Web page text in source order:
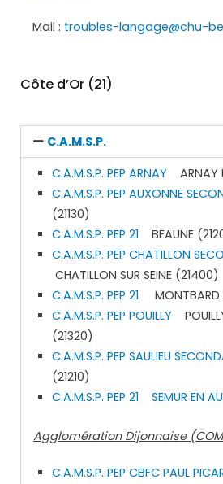
Mail : troubles-langage@chu-
Côte d’Or (21)
C.A.M.S.P.
C.A.M.S.P. PEP ARNAY ARNAY
C.A.M.S.P. PEP AUXONNE
(21130)
C.A.M.S.P. PEP 21 BEAUNE
C.A.M.S.P. PEP CHATILLON
CHATILLON SUR SEINE (21400)
C.A.M.S.P. PEP 21 MONTBARD
C.A.M.S.P. PEP POUILLY
(21320)
C.A.M.S.P. PEP SAULIEU
(21210)
C.A.M.S.P. PEP 21SEMUR EN
Agglomération Dijonnaise
C.A.M.S.P. PEP CBFC PAUL